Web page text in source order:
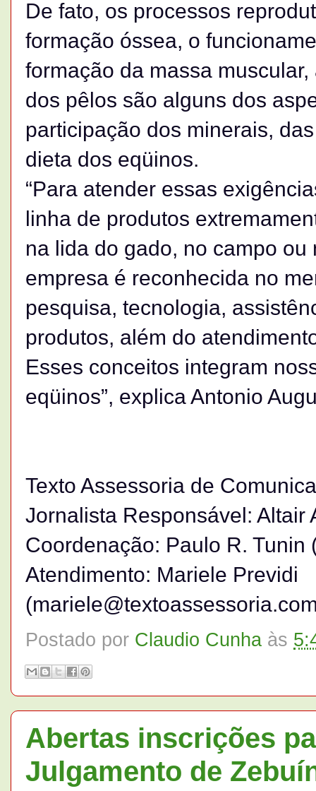
De fato, os processos
formação óssea, o
formação da massa
dos pêlos são alguns dos
participação dos minerais,
dieta dos eqüinos.
“Para atender essas
linha de produtos
na lida do gado, no campo ou
empresa é reconhecida no
pesquisa, tecnologia,
produtos, além do
Esses conceitos integram
eqüinos”, explica Antonio
Texto Assessoria de
Jornalista Responsável: Altair
Coordenação: Paulo R.
Atendimento: Mariele Previdi
Postado por Claudio Cunha às
Abertas inscrições
Julgamento de